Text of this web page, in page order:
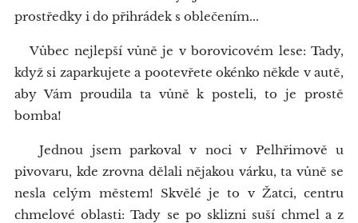
prostředky i do přihrádek s oblečením...
Vůbec nejlepší vůně je v borovicovém lese: Tady,
když si zaparkujete a pootevřete okénko někde v autě,
aby Vám proudila ta vůně k posteli, to je prostě
bomba!
Jednou jsem parkoval v noci v Pelhřimově u
pivovaru, kde zrovna dělali nějakou várku, ta vůně se
nesla celým městem! Skvělé je to v Žatci, centru
chmelové oblasti: Tady se po sklizni suší chmel a z